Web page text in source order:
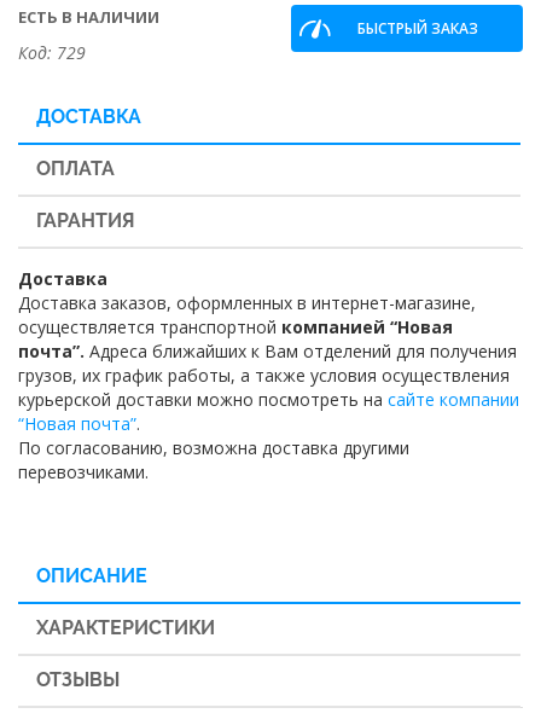
ЕСТЬ В НАЛИЧИИ
Код: 729
БЫСТРЫЙ ЗАКАЗ
ДОСТАВКА
ОПЛАТА
ГАРАНТИЯ
Доставка
Доставка заказов, оформленных в интернет-магазине,
осуществляется транспортной компанией “Новая
почта”. Адреса ближайших к Вам отделений для получения
грузов, их график работы, а также условия осуществления
курьерской доставки можно посмотреть на сайте компании
“Новая почта”.
По согласованию, возможна доставка другими
перевозчиками.
ОПИСАНИЕ
ХАРАКТЕРИСТИКИ
ОТЗЫВЫ